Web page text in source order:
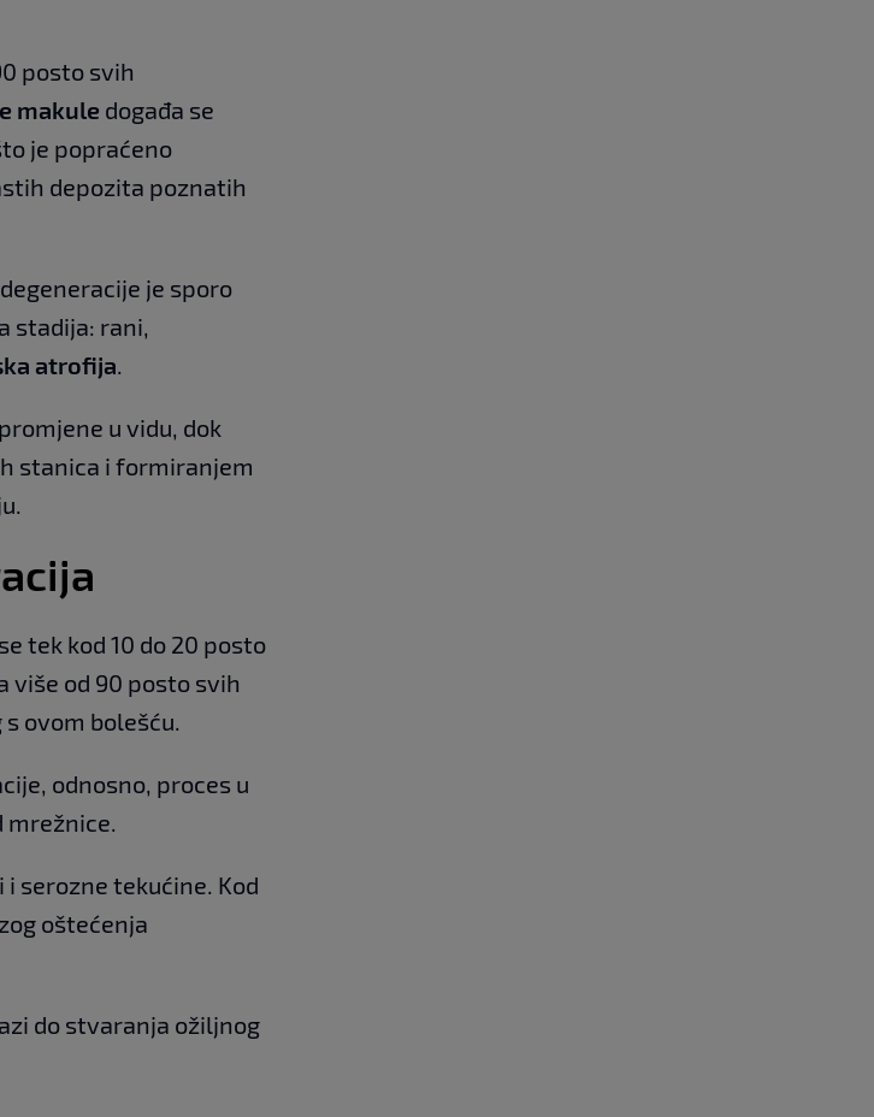
posto svih
makule događa se
je popraćeno
depozita poznatih
je sporo
stadija: rani,
atrofija.
u vidu, dok
stanica i formiranjem
tek kod 10 do 20 posto
više od 90 posto svih
ovom bolešću.
odnosno, proces u
mrežnice.
serozne tekućine. Kod
oštećenja
do stvaranja ožiljnog